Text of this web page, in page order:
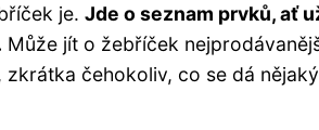
je. Jde o seznam prvků, ať
Může jít o žebříček
čehokoliv, co se dá